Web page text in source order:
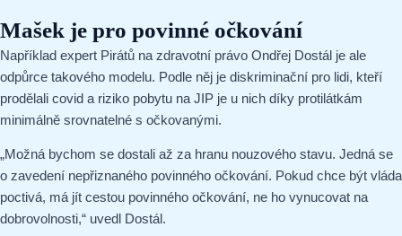
Mašek je pro povinné očkování
Například expert Pirátů na zdravotní právo Ondřej Dostál je ale
odpůrce takového modelu. Podle něj je diskriminační pro lidi, kteří
prodělali covid a riziko pobytu na JIP je u nich díky protilátkám
minimálně srovnatelné s očkovanými.
„Možná bychom se dostali až za hranu nouzového stavu. Jedná se
o zavedení nepřiznaného povinného očkování. Pokud chce být vláda
poctivá, má jít cestou povinného očkování, ne ho vynucovat na
dobrovolnosti,“ uvedl Dostál.